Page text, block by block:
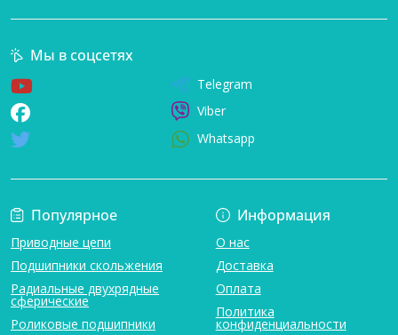
Популярное
Приводные цепи
Подшипники скольжения
Радиальные двухрядные
сферические
Роликовые подшипники
Информация
О нас
Доставка
Оплата
Политика
конфиденциальности
Мы в соцсетях
Telegram
Viber
Whatsapp